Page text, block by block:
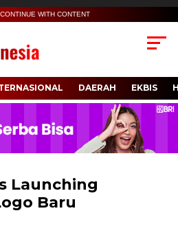
WITH CONTENT
DAERAH EKBIS
Launching
Baru